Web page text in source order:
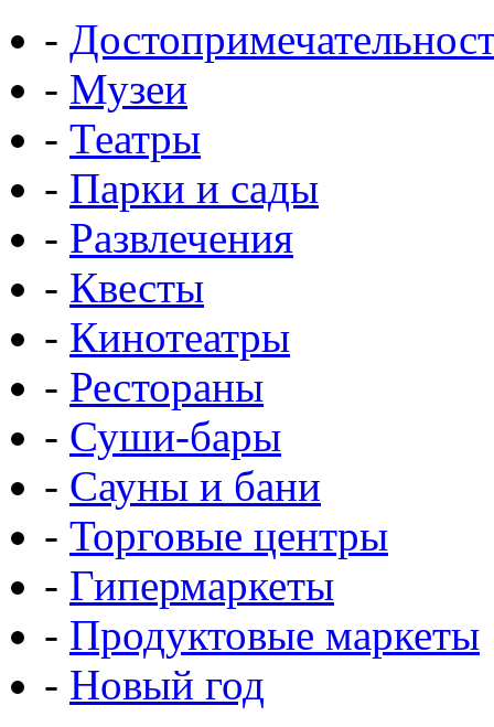
-
- Музеи
- Театры
- Парки и сады
- Развлечения
- Квесты
- Кинотеатры
- Рестораны
- Суши-бары
- Сауны и бани
- Торговые центры
- Гипермаркеты
- Продуктовые маркеты
- Новый год